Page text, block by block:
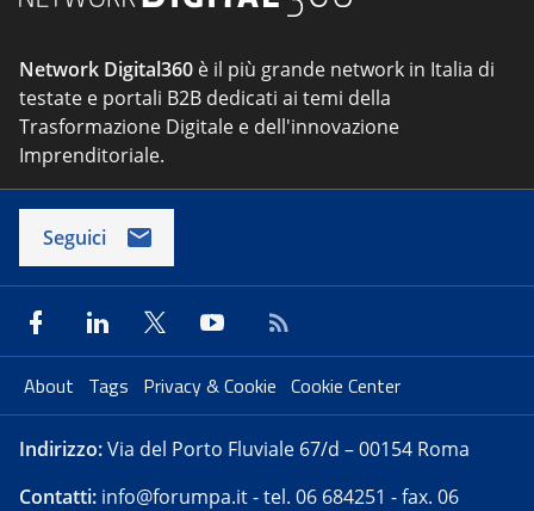
Network Digital360 è il più grande network in Italia di
testate e portali B2B dedicati ai temi della
Trasformazione Digitale e dell'innovazione
Imprenditoriale.
Seguici
About Tags Privacy & Cookie Cookie Center
Indirizzo:Via del Porto Fluviale 67/d – 00154 Roma
Contatti: info@forumpa.it- tel. 06 684251 - fax. 06